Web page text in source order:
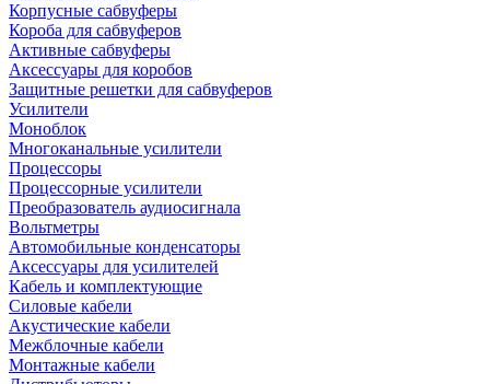
Корпусные сабвуферы
Короба для сабвуферов
Активные сабвуферы
Аксессуары для коробов
Защитные решетки для сабвуферов
Усилители
Моноблок
Многоканальные усилители
Процессоры
Процессорные усилители
Преобразователь аудиосигнала
Вольтметры
Автомобильные конденсаторы
Аксессуары для усилителей
Кабель и комплектующие
Силовые кабели
Акустические кабели
Межблочные кабели
Монтажные кабели